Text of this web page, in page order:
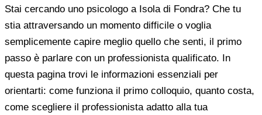
Stai cercando uno psicologo a Isola di Fondra? Che tu
stia attraversando un momento difficile o voglia
semplicemente capire meglio quello che senti, il primo
passo è parlare con un professionista qualificato. In
questa pagina trovi le informazioni essenziali per
orientarti: come funziona il primo colloquio, quanto costa,
come scegliere il professionista adatto alla tua